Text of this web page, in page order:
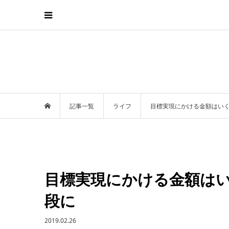
記事一覧 ライフ 目標実現にかける金額はい
目標実現にかける金額は
段に
2019.02.26